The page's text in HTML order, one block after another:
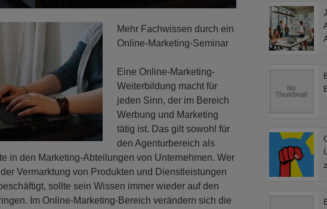
Mehr Fachwissen durch ein
Online-Marketing-Seminar
Eine Online-Marketing-
Weiterbildung macht für
jeden Sinn, der im Bereich
Werbung und Marketing
tätig ist. Das gilt sowohl für
den Agenturbereich als
in den Marketing-Abteilungen von Unternehmen. Wer
Vermarktung von Produkten und Dienstleistungen
sollte sein Wissen immer wieder auf den
Im Online-Marketing-Bereich verändern sich die